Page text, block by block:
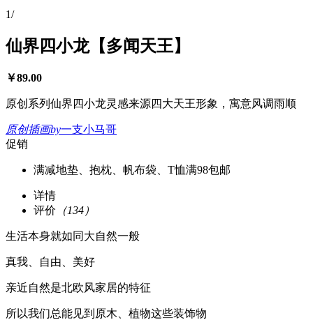
1/
仙界四小龙【多闻天王】
￥89.00
原创系列仙界四小龙灵感来源四大天王形象，寓意风调雨顺
原创插画by一支小马哥
促销
满减地垫、抱枕、帆布袋、T恤满98包邮
详情
评价 （134）
生活本身就如同大自然一般
真我、自由、美好
亲近自然是北欧风家居的特征
所以我们总能见到原木、植物这些装饰物